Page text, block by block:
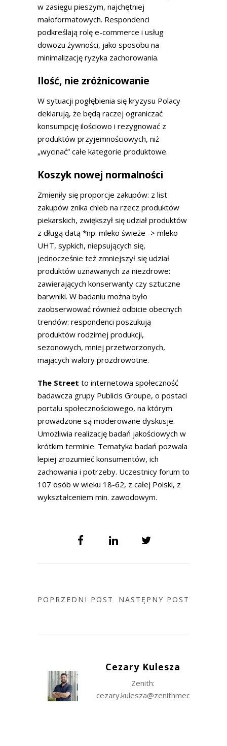
w zasięgu pieszym, najchętniej
małoformatowych. Respondenci
podkreślają rolę e-commerce i usług
dowozu żywności, jako sposobu na
minimalizację ryzyka zachorowania.
Ilość, nie zróżnicowanie
W sytuacji pogłębienia się kryzysu Polacy
deklarują, że będą raczej ograniczać
konsumpcję ilościowo i rezygnować z
produktów przyjemnościowych, niż
„wycinać” całe kategorie produktowe.
Koszyk nowej normalności
Zmieniły się proporcje zakupów: z list
zakupów znika chleb na rzecz produktów
piekarskich, zwiększył się udział produktów
z długą datą *np. mleko świeże -> mleko
UHT, sypkich, niepsujących się,
jednocześnie też zmniejszył się udział
produktów uznawanych za niezdrowe:
zawierających konserwanty czy sztuczne
barwniki. W badaniu można było
zaobserwować również odbicie obecnych
trendów: respondenci poszukują
produktów rodzimej produkcji,
sezonowych, mniej przetworzonych,
mających walory prozdrowotne.
The Street to internetowa społeczność
badawcza grupy Publicis Groupe, o postaci
portalu społecznościowego, na którym
prowadzone są moderowane dyskusje.
Umożliwia realizację badań jakościowych w
krótkim terminie. Tematyka badań pozwala
lepiej zrozumieć konsumentów, ich
zachowania i potrzeby. Uczestnicy forum to
107 osób w wieku 18-62, z całej Polski, z
wykształceniem min. zawodowym.
POPRZEDNI POST NASTĘPNY POST
Cezary Kulesza
Zenith:
cezary.kulesza@zenithmedia.com